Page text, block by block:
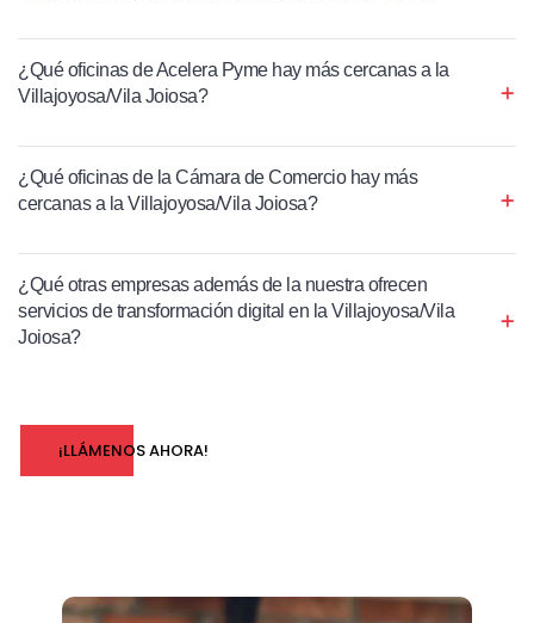
¿Qué oficinas de Acelera Pyme hay más cercanas a la
Villajoyosa/Vila Joiosa?
¿Qué oficinas de la Cámara de Comercio hay más
cercanas a la Villajoyosa/Vila Joiosa?
¿Qué otras empresas además de la nuestra ofrecen
servicios de transformación digital en la Villajoyosa/Vila
Joiosa?
¡LLÁMENOS AHORA!